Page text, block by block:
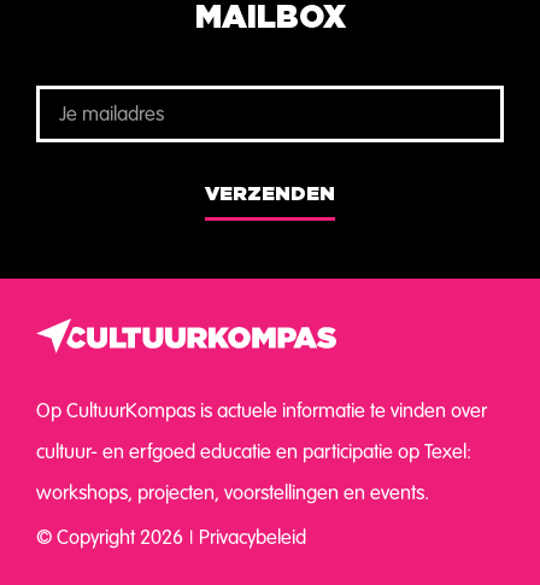
MAILBOX
VERZENDEN
Op CultuurKompas is actuele informatie te vinden over
cultuur- en erfgoed educatie en participatie op Texel:
workshops, projecten, voorstellingen en events.
© Copyright 2026
Privacybeleid